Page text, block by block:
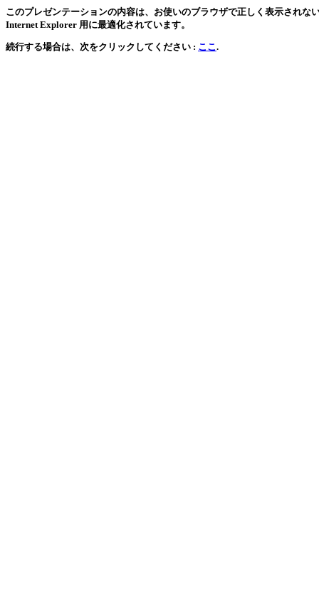
このプレゼンテーションの内容は、お使いのブラウザで正しく表示され
Internet Explorer 用に最適化されています。
続行する場合は、次をクリックしてください : ここ.